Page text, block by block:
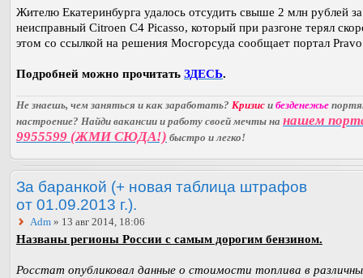
Жителю Екатеринбурга удалось отсудить свыше 2 млн рублей за
неисправный Citroen C4 Picasso, который при разгоне терял
этом со ссылкой на решения Мосгорсуда сообщает портал
Подробней можно прочитать ЗДЕСЬ.
Не знаешь, чем заняться и как заработать? Кризис и безденежье
настроение? Найди вакансии и работу своей мечты на нашем
9955599 (ЖМИ СЮДА!) быстро и легко!
За баранкой (+ новая таблица штрафов
от 01.09.2013 г.).
Adm » 13 авг 2014, 18:06
Названы регионы России с самым дорогим бензином.
Росстат опубликовал данные о стоимости топлива в